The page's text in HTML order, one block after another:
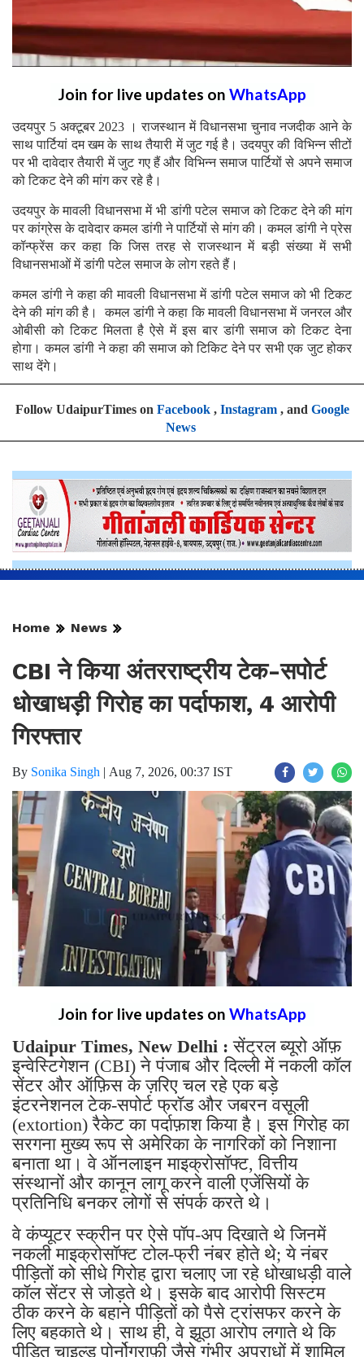
Join for live updates on WhatsApp
उदयपुर 5 अक्टूबर 2023 । राजस्थान में विधानसभा चुनाव नजदीक आने के
साथ पार्टियां दम खम के साथ तैयारी में जुट गई है। उदयपुर की विभिन्न सीटों
पर भी दावेदार तैयारी में जुट गए हैं और विभिन्न समाज पार्टियों से अपने समाज
को टिकट देने की मांग कर रहे है।
उदयपुर के मावली विधानसभा में भी डांगी पटेल समाज को टिकट देने की मांग
पर कांग्रेस के दावेदार कमल डांगी ने पार्टियों से मांग की। कमल डांगी ने प्रेस
कॉन्फ्रेंस कर कहा कि जिस तरह से राजस्थान में बड़ी संख्या में सभी
विधानसभाओं में डांगी पटेल समाज के लोग रहते हैं।
कमल डांगी ने कहा की मावली विधानसभा में डांगी पटेल समाज को भी टिकट
देने की मांग की है। कमल डांगी ने कहा कि मावली विधानसभा में जनरल और
ओबीसी को टिकट मिलता है ऐसे में इस बार डांगी समाज को टिकट देना
होगा। कमल डांगी ने कहा की समाज को टिकिट देने पर सभी एक जुट होकर
साथ देंगे।
Follow UdaipurTimes on Facebook, Instagram, and Google
News
Home News
CBI ने किया अंतरराष्ट्रीय टेक-सपोर्ट
धोखाधड़ी गिरोह का पर्दाफाश, 4 आरोपी
गिरफ्तार
By Sonika Singh | Aug 7, 2026, 00:37 IST
Join for live updates on WhatsApp
Udaipur Times, New Delhi :सेंट्रल ब्यूरो ऑफ़
इन्वेस्टिगेशन (CBI) ने पंजाब और दिल्ली में नकली कॉल
सेंटर और ऑफ़िस के ज़रिए चल रहे एक बड़े
इंटरनेशनल टेक-सपोर्ट फ्रॉड और जबरन वसूली
(extortion) रैकेट का पर्दाफ़ाश किया है। इस गिरोह का
सरगना मुख्य रूप से अमेरिका के नागरिकों को निशाना
बनाता था। वे ऑनलाइन माइक्रोसॉफ्ट, वित्तीय
संस्थानों और कानून लागू करने वाली एजेंसियों के
प्रतिनिधि बनकर लोगों से संपर्क करते थे।
वे कंप्यूटर स्क्रीन पर ऐसे पॉप-अप दिखाते थे जिनमें
नकली माइक्रोसॉफ्ट टोल-फ्री नंबर होते थे; ये नंबर
पीड़ितों को सीधे गिरोह द्वारा चलाए जा रहे धोखाधड़ी वाले
कॉल सेंटर से जोड़ते थे। इसके बाद आरोपी सिस्टम
ठीक करने के बहाने पीड़ितों को पैसे ट्रांसफर करने के
लिए बहकाते थे। साथ ही, वे झूठा आरोप लगाते थे कि
पीड़ित चाइल्ड पोर्नोग्राफ़ी जैसे गंभीर अपराधों में शामिल